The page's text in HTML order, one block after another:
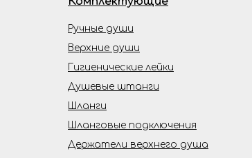
Ручные души
Верхние души
Гигиенические лейки
Шланги
Шланговые подключения
Держатели верхнего душа
Душевые штанги